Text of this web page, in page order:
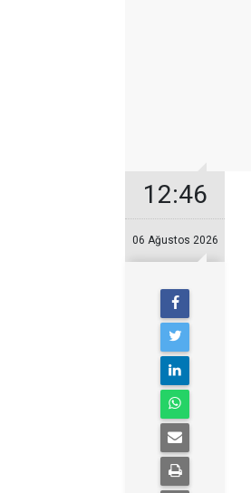
12:46
06 Ağustos 2026